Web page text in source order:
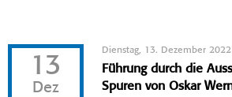
13
Dez
Dienstag, 13. Dezember 2022
Führung durch die
Spuren von Oskar